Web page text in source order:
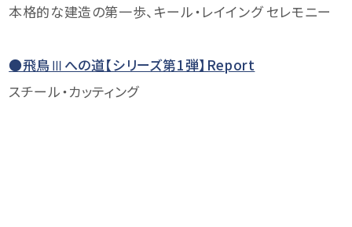
本格的な建造の第一歩、キール・レイイング セレモニー
●飛鳥Ⅲへの道【シリーズ第1弾】Report
スチール・カッティング